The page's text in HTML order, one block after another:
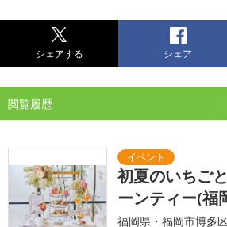
シェアする シェア
閲覧履歴
初夏のいちご
ーンティー(福
福岡県・福岡市博多